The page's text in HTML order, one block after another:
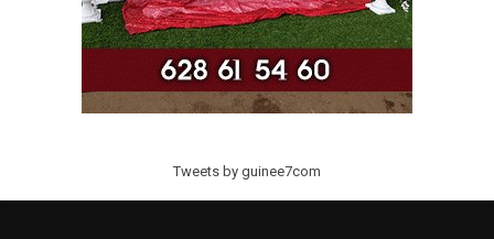
Tweets by guinee7com